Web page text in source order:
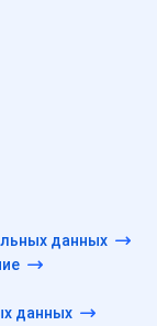
данных
данных